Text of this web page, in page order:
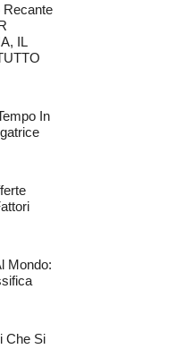
Recante
IL
In
Mondo:
Che Si